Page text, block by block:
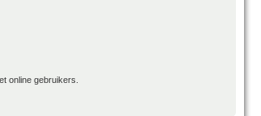
online gebruikers.